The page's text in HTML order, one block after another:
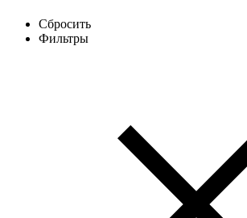
Сбросить
Фильтры